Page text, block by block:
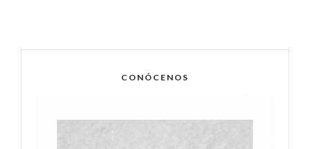
CONÓCENOS